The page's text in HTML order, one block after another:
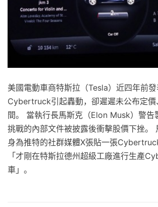
美國電動車商特斯拉（Tesla）近四年前
Cybertruck引起轟動，卻遲遲未公布定價
間。 當執行長馬斯克（Elon Musk）警告
挑戰的內部文件被披露後衝擊股價下挫。
身為推特的社群媒體X張貼一張
「才剛在特斯拉德州超級工廠進行生產
車」。